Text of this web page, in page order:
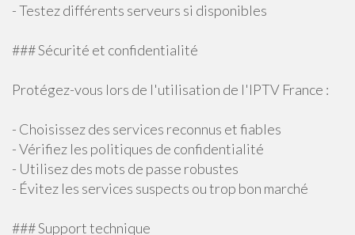
- Testez différents serveurs si disponibles
### Sécurité et confidentialité
Protégez-vous lors de l'utilisation de l'IPTV France :
- Choisissez des services reconnus et fiables
- Vérifiez les politiques de confidentialité
- Utilisez des mots de passe robustes
- Évitez les services suspects ou trop bon marché
### Support technique